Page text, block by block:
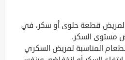
قطعة حلوى أو سكر، في
مستوى السكر.
الطعام المناسبة لمريض السكري